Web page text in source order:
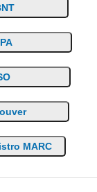
MARC